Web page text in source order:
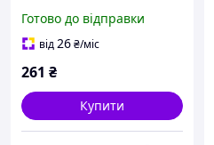
Готово до відправки
від26₴/міс
261 ₴
Купити